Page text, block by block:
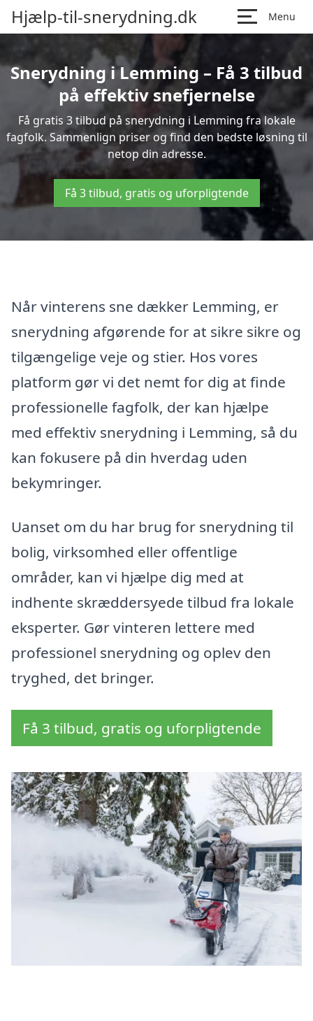
Hjælp-til-snerydning.dk Menu
Snerydning i Lemming – Få 3 tilbud
på effektiv snefjernelse
Få gratis 3 tilbud på snerydning i Lemming fra lokale
fagfolk. Sammenlign priser og find den bedste løsning til
netop din adresse.
Få 3 tilbud, gratis og uforpligtende
Når vinterens sne dækker Lemming, er
snerydning afgørende for at sikre sikre og
tilgængelige veje og stier. Hos vores
platform gør vi det nemt for dig at finde
professionelle fagfolk, der kan hjælpe
med effektiv snerydning i Lemming, så du
kan fokusere på din hverdag uden
bekymringer.
Uanset om du har brug for snerydning til
bolig, virksomhed eller offentlige
områder, kan vi hjælpe dig med at
indhente skræddersyede tilbud fra lokale
eksperter. Gør vinteren lettere med
professionel snerydning og oplev den
tryghed, det bringer.
Få 3 tilbud, gratis og uforpligtende